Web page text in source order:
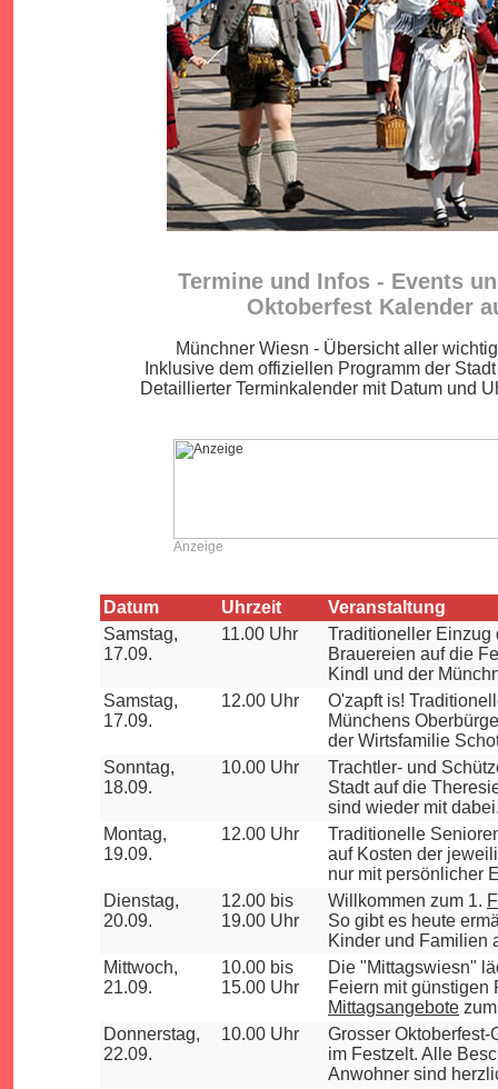
Termine und Infos - Events
Oktoberfest Kalender
Münchner Wiesn - Übersicht aller
Inklusive dem offiziellen Programm der
Detaillierter Terminkalender mit Datum und
Anzeige
Datum Uhrzeit
Veranstaltung
Samstag,
17.09.
11.00 Uhr
Traditioneller Einzug
Brauereien auf die
Kindl und der
Samstag,
17.09.
12.00 Uhr
O'zapft is!
Münchens
der Wirtsfamilie
Sonntag,
18.09.
10.00 Uhr
Trachtler- und
Stadt auf die
sind wieder mit
Montag,
19.09.
12.00 Uhr
Traditionelle
auf Kosten der
nur mit persönlicher
Dienstag,
20.09.
12.00 bis
19.00 Uhr
Willkommen zum 1.
So gibt es heute
Kinder und Familien
Mittwoch,
21.09.
10.00 bis
15.00 Uhr
Die "Mittagswiesn"
Feiern mit
Mittagsangebote
Donnerstag,
22.09.
10.00 Uhr
Grosser
im Festzelt. Alle
Anwohner sind